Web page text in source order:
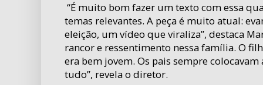
“É muito bom fazer um texto com essa
temas relevantes. A peça é muito atual:
eleição, um vídeo que viraliza”, destaca
rancor e ressentimento nessa família. O
era bem jovem. Os pais sempre
tudo”, revela o diretor.